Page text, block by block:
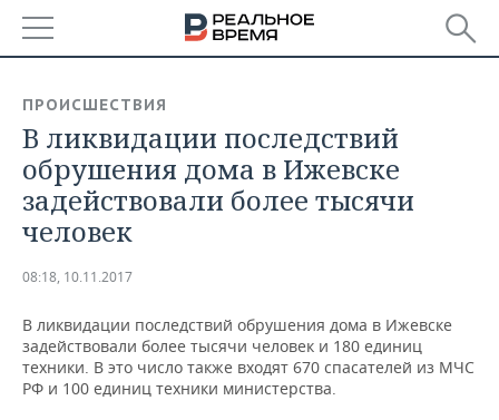
БАШКОРТОСТАН
ТАТАРСТАН
УДМУРТИЯ
НОВОСТИ
АНАЛИТИКА
НОВОСТИ АНАЛИТИКИ
ДЕКЛАРАЦИИ О ДОХОДАХ
КОРОЛИ ГОСЗАКАЗА ПФО
ВУЗЫ ТАТАРСТАНА
ЭКОНОМИКА
НОВОСТИ ЭКОНОМИКИ
ФИНАНСЫ
БАНКИ
ПРОМЫШЛЕННОСТЬ
НОВОСТИ
ПРОМЫШЛЕННОСТИ
АГРОПРОМ
НЕДВИЖИМОСТЬ
НОВОСТИ НЕДВИЖИМОСТИ
АВТО
ПРОИСШЕСТВИЯ
В ликвидации последствий
обрушения дома в Ижевске
задействовали более тысячи
человек
08:18, 10.11.2017
В ликвидации последствий обрушения дома в Ижевске
задействовали более тысячи человек и 180 единиц
техники. В это число также входят 670 спасателей из МЧС
РФ и 100 единиц техники министерства.